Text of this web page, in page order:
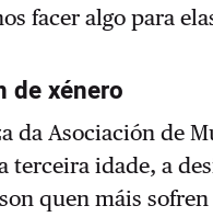
facer algo para
de xénero
da Asociación de
terceira idade, a
quen máis